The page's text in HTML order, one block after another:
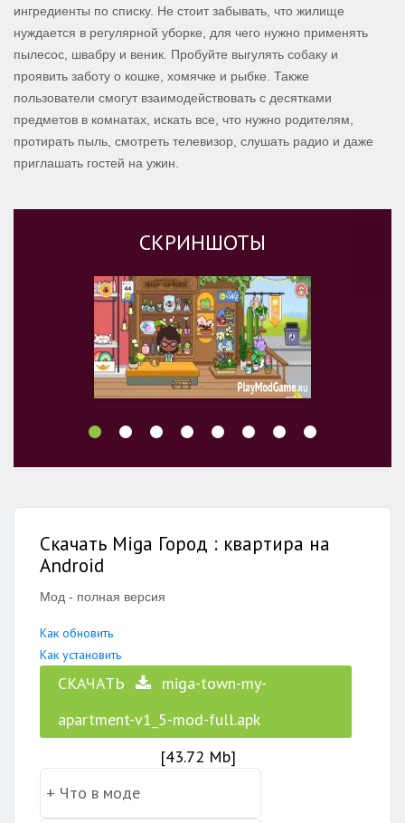
ингредиенты по списку. Не стоит забывать, что жилище
нуждается в регулярной уборке, для чего нужно применять
пылесос, швабру и веник. Пробуйте выгулять собаку и
проявить заботу о кошке, хомячке и рыбке. Также
пользователи смогут взаимодействовать с десятками
предметов в комнатах, искать все, что нужно родителям,
протирать пыль, смотреть телевизор, слушать радио и даже
приглашать гостей на ужин.
СКРИНШОТЫ
Скачать Miga Город : квартира на
Android
Мод - полная версия
Как обновить
Как установить
СКАЧАТЬ
miga-town-my-
apartment-v1_5-mod-full.apk
[43.72 Mb]